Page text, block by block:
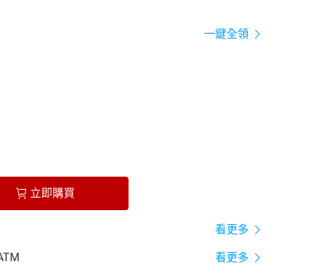
一鍵全領
立即購買
看更多
看更多